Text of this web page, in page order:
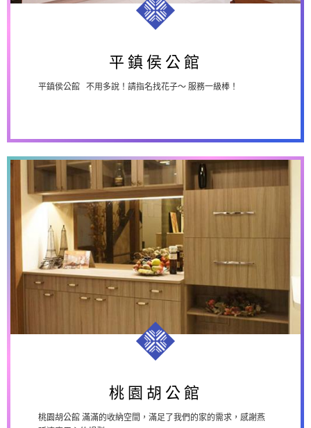
平鎮侯公館
平鎮侯公館
平鎮侯公館 不用多說！請指名找花子～ 服務一級棒！
桃園胡公館
桃園胡公館 滿滿的收納空間，滿足了我們的家的需求，感謝燕